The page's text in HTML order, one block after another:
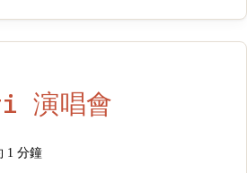
演唱會
1 分鐘